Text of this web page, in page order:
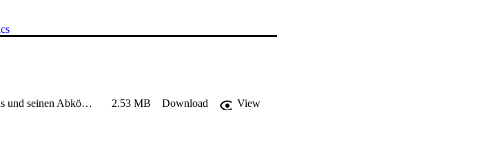
Stainer_Beurteilung von Golden Delicious und seinen Abkömmlingen 2.53 MB Download
View